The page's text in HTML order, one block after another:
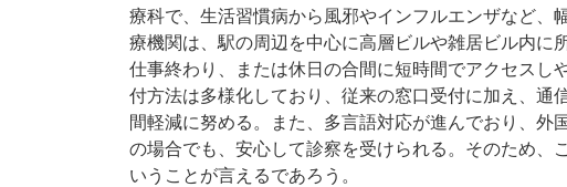
療科で、生活習慣病から風邪やインフルエンザなど、
療機関は、駅の周辺を中心に高層ビルや雑居ビル内に
仕事終わり、または休日の合間に短時間でアクセスし
付方法は多様化しており、従来の窓口受付に加え、通
間軽減に努める。また、多言語対応が進んでおり、外
の場合でも、安心して診察を受けられる。そのため、
いうことが言えるであろう。